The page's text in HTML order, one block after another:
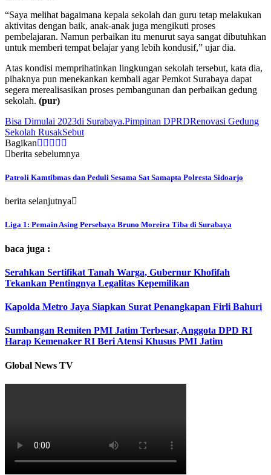
“Saya melihat bagaimana kepala sekolah dan guru tetap melakukan
aktivitas dengan baik, anak-anak juga mengikuti proses
pembelajaran. Namun perbaikan itu menurut saya sangat dibutuhkan
untuk memberi tempat belajar yang lebih kondusif,” ujar dia.
Atas kondisi memprihatinkan lingkungan sekolah tersebut, kata dia,
pihaknya pun menekankan kembali agar Pemkot Surabaya dapat
segera merealisasikan proses pembangunan dan perbaikan gedung
sekolah. (pur)
Bisa Dimulai 2023di Surabaya.Pimpinan DPRDRenovasi Gedung
Sekolah RusakSebut
Bagikan
berita sebelumnya
Patroli Kamtibmas dan Peduli Sesama Sat Samapta Polresta Sidoarjo
berita selanjutnya
Liga 1: Pemain Asing Persebaya Bruno Moreira Tiba di Surabaya
baca juga :
Serahkan Sertifikat Tanah Warga, Gubernur Khofifah
Tekankan Pentingnya Legalitas Kepemilikan
Kapolda Metro Jaya Siapkan Surat Penangkapan Firli Bahuri
Sumbangan Remiten PMI Jatim Terbesar, Anggota DPD RI
Harap Kemenaker RI Beri Atensi Khusus PMI Jatim
Global News TV